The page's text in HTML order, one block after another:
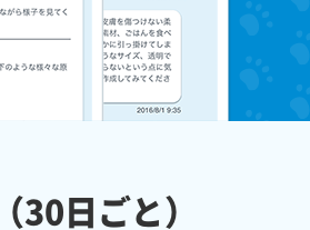
30日ごと）